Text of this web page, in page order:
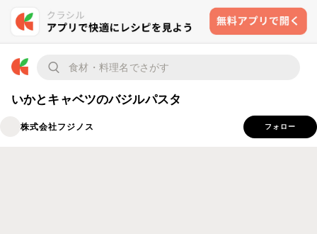
いかとキャベツのバジルパスタ
株式会社フジノス フォロー